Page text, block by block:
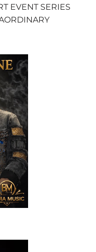
EVENT SERIES